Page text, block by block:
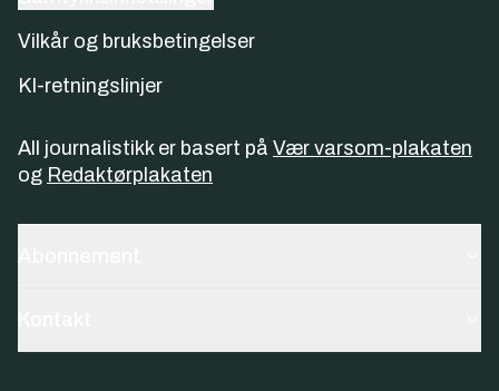
Vilkår og bruksbetingelser
KI-retningslinjer
All journalistikk er basert på Vær varsom-plakaten
og Redaktørplakaten